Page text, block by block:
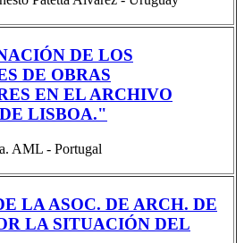
DE LOS
DE OBRAS
EN EL ARCHIVO
LISBOA."
AML - Portugal
LA ASOC. DE ARCH. DE
LA SITUACIÓN DEL